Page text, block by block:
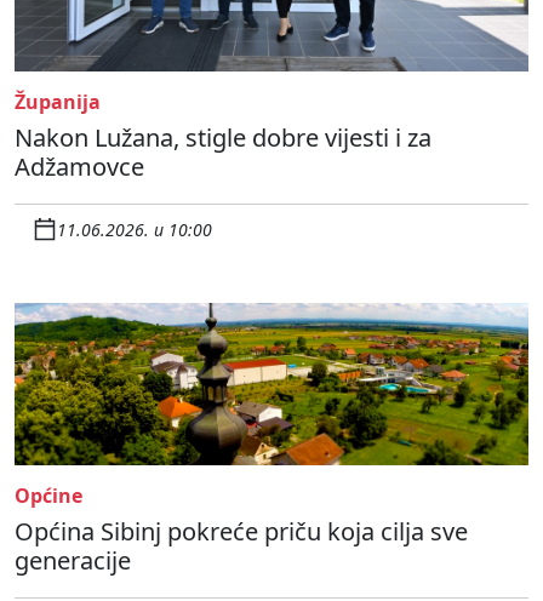
Županija
Nakon Lužana, stigle dobre vijesti i za
Adžamovce
11.06.2026. u 10:00
Općine
Općina Sibinj pokreće priču koja cilja sve
generacije